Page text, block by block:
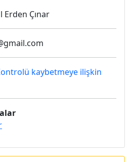
Erden Çınar
kaybetmeye ilişkin